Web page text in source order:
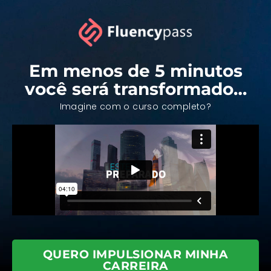
Em menos de 5 minutos
você será transformado…
Imagine com o curso completo?
QUERO IMPULSIONAR MINHA
CARREIRA